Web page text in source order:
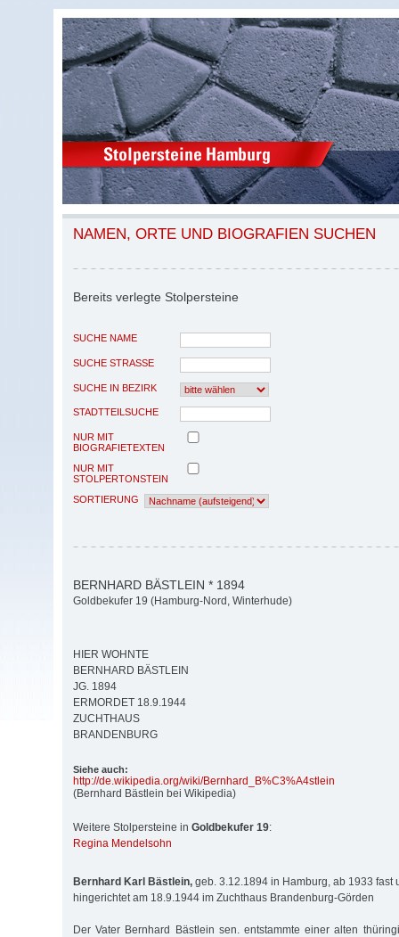
NAMEN, ORTE UND BIOGRAFIEN SUCHEN
Bereits verlegte Stolpersteine
SUCHE NAME
SUCHE STRASSE
SUCHE IN BEZIRK
STADTTEILSUCHE
NUR MIT
BIOGRAFIETEXTEN
NUR MIT
STOLPERTONSTEIN
SORTIERUNG
BERNHARD BÄSTLEIN * 1894
Goldbekufer 19 (Hamburg-Nord, Winterhude)
HIER WOHNTE
BERNHARD BÄSTLEIN
JG. 1894
ERMORDET 18.9.1944
ZUCHTHAUS
BRANDENBURG
Siehe auch:
http://de.wikipedia.org/wiki/Bernhard_B%C3%A4stlein
(Bernhard Bästlein bei Wikipedia)
Weitere Stolpersteine in Goldbekufer 19:
Regina Mendelsohn
Bernhard Karl Bästlein, geb. 3.12.1894 in Hamburg, ab 1933 fast
hingerichtet am 18.9.1944 im Zuchthaus Brandenburg-Görden
Der Vater Bernhard Bästlein sen. entstammte einer alten